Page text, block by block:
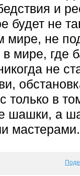
и
будет не
мире, не
мире, где
не
в
шашки, а